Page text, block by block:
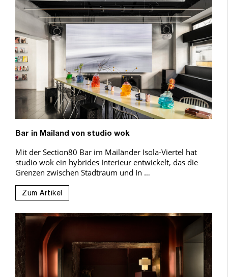
Bar in Mailand von studio wok
Mit der Section80 Bar im Mailänder Isola-Viertel hat
studio wok ein hybrides Interieur entwickelt, das die
Grenzen zwischen Stadtraum und In …
Zum Artikel